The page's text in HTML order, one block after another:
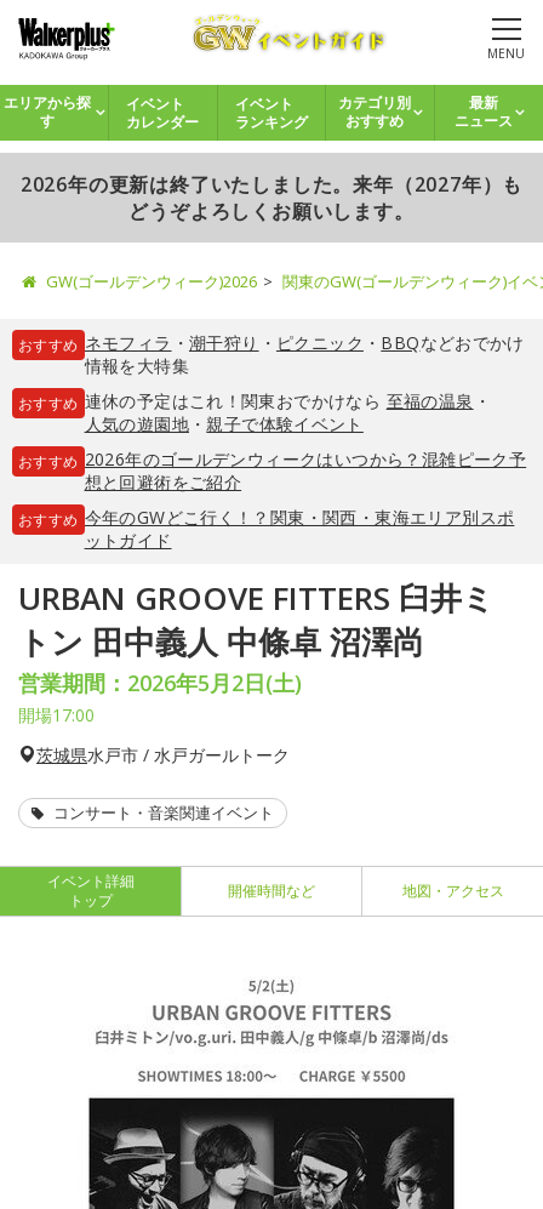
MENU
エリアから探
す
イベント
カレンダー
イベント
ランキング
カテゴリ別
おすすめ
最新
ニュース
2026年の更新は終了いたしました。来年（2027年）も
どうぞよろしくお願いします。
GW(ゴールデンウィーク)2026 関東のGW(ゴールデンウィーク)イ
おすすめ ネモフィラ ・ 潮干狩り ・ ピクニック ・ BBQなどおでかけ
情報を大特集
おすすめ 連休の予定はこれ！関東おでかけなら 至福の温泉 ・
人気の遊園地・親子で体験イベント
おすすめ 2026年のゴールデンウィークはいつから？混雑ピーク予
想と回避術をご紹介
おすすめ 今年のGWどこ行く！？関東・関西・東海エリア別スポ
ットガイド
URBAN GROOVE FITTERS 臼井ミ
トン 田中義人 中條卓 沼澤尚
営業期間：2026年5月2日(土)
開場17:00
茨城県水戸市 / 水戸ガールトーク
コンサート・音楽関連イベント
イベント詳細
トップ
開催時間など 地図・アクセス